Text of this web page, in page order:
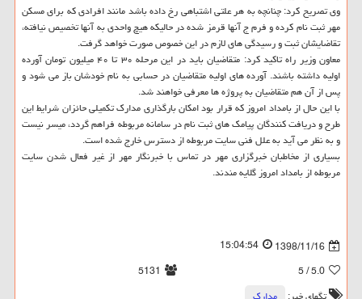
وی تصریح كرد: چنانچه به هر علتی اشتباهی رخ داده باشد مانند افرادی كه برای مسكن
مهر ثبت نام كرده و فرم ج آنها قرمز شده در حالیكه هیچ واحدی به آنها تخصیص نیافته،
تقاضایشان ثبت و رسیدگی های لازم در این خصوص صورت خواهد گرفت.
معاون وزیر راه تاكید كرد: متقاضیان باید در این مرحله ۳۰ تا ۴۰ میلیون تومان آورده
اولیه داشته باشند. آورده های اولیه متقاضیان در حسابی به نام خودشان باز می شود و
پس از آن هم متقاضیان به پروژه ها معرفی خواهند شد.
با این حال از بامداد امروز كه قرار بود امكان بارگذاری مدارك تكمیلی حائزان شرایط این
طرح و دریافت كنندگان پیامك های ثبت نام در سامانه مربوطه فراهم گردد، میسر نیست
و به نظر می آید به علل فنی سایت مربوطه از دسترس خارج شده است.
بسیاری از مخاطبان خبرگزاری مهر در تماس با خبرنگار مهر از غیر فعال شدن سایت
مربوطه از بامداد امروز گلایه مندند.
1398/11/16
15:04:54
5.0
/ 5
5131